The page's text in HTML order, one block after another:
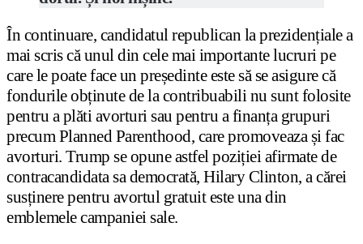
În continuare, candidatul republican la prezidențiale a
mai scris că unul din cele mai importante lucruri pe
care le poate face un președinte este să se asigure că
fondurile obținute de la contribuabili nu sunt folosite
pentru a plăti avorturi sau pentru a finanța grupuri
precum Planned Parenthood, care promoveaza și fac
avorturi. Trump se opune astfel poziției afirmate de
contracandidata sa democrată, Hilary Clinton, a cărei
susținere pentru avortul gratuit este una din
emblemele campaniei sale.